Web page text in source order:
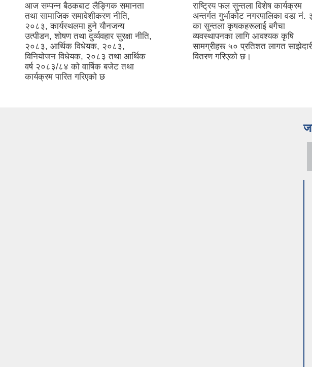
आज सम्पन्न बैठकबाट लैङ्गिक समानता
तथा सामाजिक समावेशीकरण नीति,
२०८३, कार्यस्थलमा हुने यौनजन्य
उत्पीडन, शोषण तथा दुर्व्यवहार सुरक्षा नीति,
२०८३, आर्थिक विधेयक, २०८३,
विनियोजन विधेयक, २०८३ तथा आर्थिक
वर्ष २०८३/८४ को वार्षिक बजेट तथा
कार्यक्रम पारित गरिएको छ
राष्ट्रिय फल सुन्तला विशेष कार्यक्रम
अन्तर्गत गुर्भाकोट नगरपालिका वडा नं.
का सुन्तला कृषकहरूलाई बगैचा
व्यवस्थापनका लागि आवश्यक कृषि
सामग्रीहरू ५० प्रतिशत लागत
वितरण गरिएको छ।